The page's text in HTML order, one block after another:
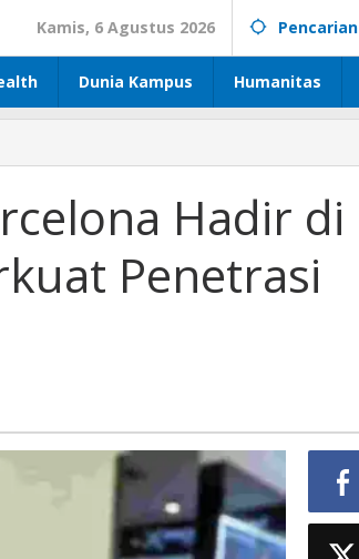
Kamis, 6 Agustus 2026 Pencarian
Dunia Kampus Humanitas
Hadir di
Penetrasi